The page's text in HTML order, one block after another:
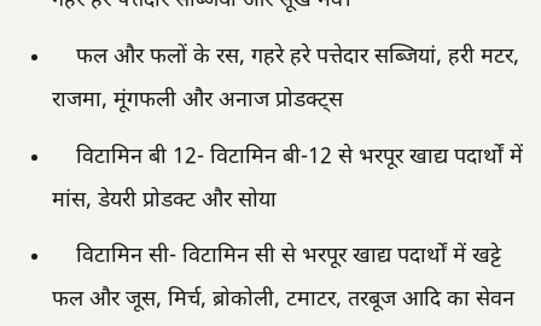
फल और फलों के रस, गहरे हरे पत्तेदार सब्जियां, हरी मटर,
राजमा, मूंगफली और अनाज प्रोडक्ट्स
विटामिन बी 12- विटामिन बी-12 से भरपूर खाद्य पदार्थों में
मांस, डेयरी प्रोडक्ट और सोया
विटामिन सी- विटामिन सी से भरपूर खाद्य पदार्थों में खट्टे
फल और जूस, मिर्च, ब्रोकोली, टमाटर, तरबूज आदि का सेवन